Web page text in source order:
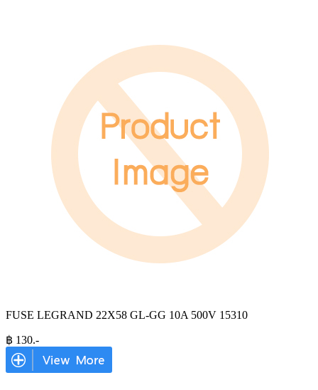
FUSE LEGRAND 22X58 GL-GG 10A 500V 15310
฿ 130.-